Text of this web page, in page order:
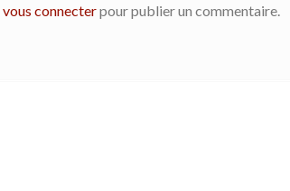
vous connecterpour publier un commentaire.